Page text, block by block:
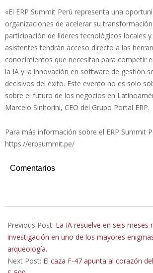
«El ERP Summit Perú representa una
organizaciones de acelerar su
participación de líderes tecnológicos locales
asistentes tendrán acceso directo a las
conocimientos que necesitan para competir
la IA y la innovación en software de gestión
decisivos del éxito. Este evento no es solo
sobre el futuro de los negocios en
Marcelo Sinhorini, CEO del Grupo Portal ERP.
Para más información sobre el ERP Summit
https://erpsummit.pe/
Comentarios
11-
18
Previous Post: La IA resuelve en seis meses
investigación en uno de los mayores
arqueología.
Next Post: El caza F-47 apunta al corazón